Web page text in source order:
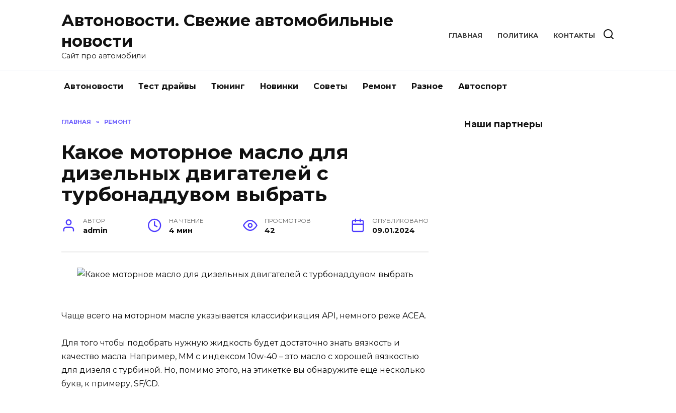
Автоновости. Свежие автомобильные
новости
Сайт про автомобили
ГЛАВНАЯ ПОЛИТИКА КОНТАКТЫ
Автоновости Тест драйвы Тюнинг Новинки Советы Ремонт Разное Автоспорт
ГЛАВНАЯ » РЕМОНТ
Какое моторное масло для
дизельных двигателей с
турбонаддувом выбрать
АВТОР
admin
НА ЧТЕНИЕ
4 мин
ПРОСМОТРОВ
42
ОПУБЛИКОВАНО
09.01.2024
Чаще всего на моторном масле указывается классификация API, немного реже ACEA.
Для того чтобы подобрать нужную жидкость будет достаточно знать вязкость и
качество масла. Например, ММ с индексом 10w-40 – это масло с хорошей вязкостью
для дизеля с турбиной. Но, помимо этого, на этикетке вы обнаружите еще несколько
букв, к примеру, SF/CD.
Наши партнеры